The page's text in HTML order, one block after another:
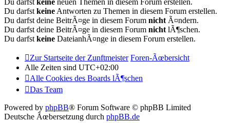
Du darfst keine neuen Themen in diesem Forum erstellen.
Du darfst keine Antworten zu Themen in diesem Forum erstellen.
Du darfst deine BeitrÃ¤ge in diesem Forum nicht Ã¤ndern.
Du darfst deine BeitrÃ¤ge in diesem Forum nicht lÃ¶schen.
Du darfst keine DateianhÃ¤nge in diesem Forum erstellen.
Zur Startseite der Zunftmeister Foren-Ãœbersicht
Alle Zeiten sind UTC+02:00
Alle Cookies des Boards lÃ¶schen
Das Team
Powered by phpBB® Forum Software © phpBB Limited
Deutsche Ãœbersetzung durch phpBB.de